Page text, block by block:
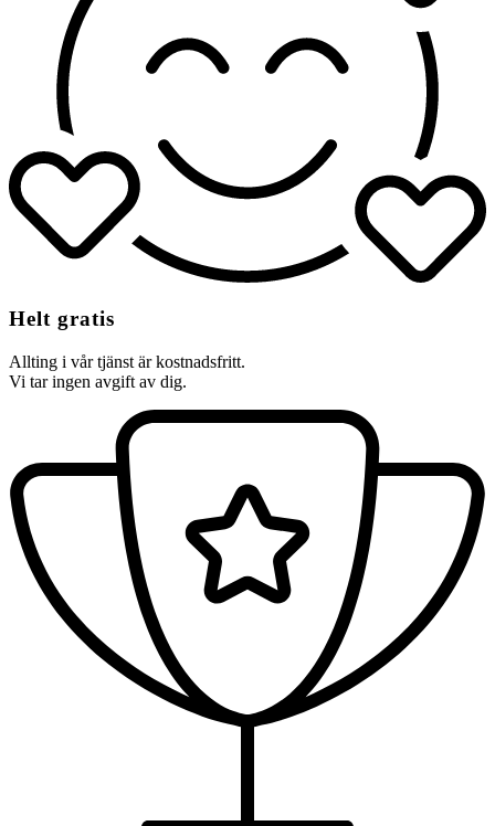
Helt gratis
Allting i vår tjänst är kostnadsfritt.
Vi tar ingen avgift av dig.